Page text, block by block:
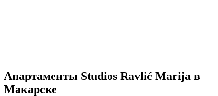
Апартаменты Studios Ravlić Marija в
Макарске